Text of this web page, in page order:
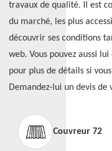
travaux de qualité. Il est
du marché, les plus
découvrir ses conditions
web. Vous pouvez aussi
pour plus de détails si
Demandez-lui un devis de
Couvreur 72